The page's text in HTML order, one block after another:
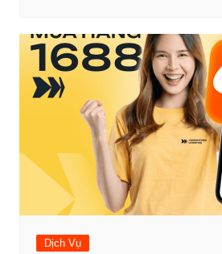
Dịch Vụ